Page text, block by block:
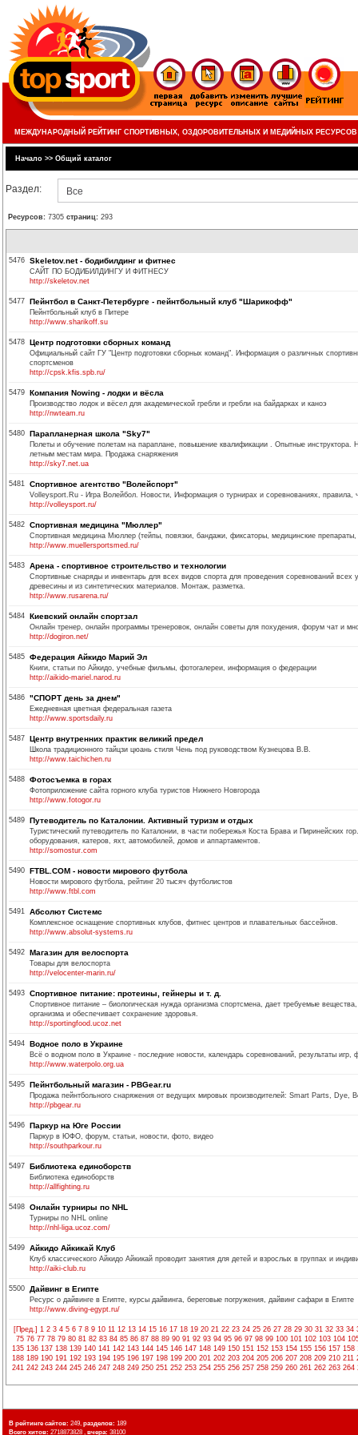
МЕЖДУНАРОДНЫЙ РЕЙТИНГ СПОРТИВНЫХ, ОЗДОРОВИТЕЛЬНЫХ И МЕДИЙНЫХ РЕСУРСОВ
Начало >> Общий каталог
Раздел: Все
Ресурсов: 7305 страниц: 293
5476 Skeletov.net - бодибилдинг и фитнес
САЙТ ПО БОДИБИЛДИНГУ И ФИТНЕСУ
http://skeletov.net
5477 Пейнтбол в Санкт-Петербурге - пейнтбольный клуб "Шарикофф"
Пейнтбольный клуб в Питере
http://www.sharikoff.su
5478 Центр подготовки сборных команд
Официальный сайт ГУ "Центр подготовки сборных команд". Информация о различных
спортсменов
http://cpsk.kfis.spb.ru/
5479 Компания Nowing - лодки и вёсла
Производство лодок и вёсел для академической гребли и гребли на байдарках и каноэ
http://nwteam.ru
5480 Парапланерная школа "Sky7"
Полеты и обучение полетам на параплане, повышение квалификации . Опытные
летным местам мира. Продажа снаряжения
http://sky7.net.ua
5481 Спортивное агентство "Волейспорт"
Volleysport.Ru - Игра Волейбол. Новости, Информация о турнирах и соревнованиях, правила,
http://volleysport.ru/
5482 Спортивная медицина "Мюллер"
Спортивная медицина Мюллер (тейпы, повязки, бандажи, фиксаторы, медицинские
http://www.muellersportsmed.ru/
5483 Арена - спортивное строительство и технологии
Спортивные снаряды и инвентарь для всех видов спорта для проведения соревнований
древесины и из синтетических материалов. Монтаж, разметка.
http://www.rusarena.ru/
5484 Киевский онлайн спортзал
Онлайн тренер, онлайн программы тренеровок, онлайн советы для похудения, форум чат и
http://dogiron.net/
5485 Федерация Айкидо Марий Эл
Книги, статьи по Айкидо, учебные фильмы, фотогалереи, информация о федерации
http://aikido-mariel.narod.ru
5486 "СПОРТ день за днем"
Ежедневная цветная федеральная газета
http://www.sportsdaily.ru
5487 Центр внутренних практик великий предел
Школа традиционного тайцзи цюань стиля Чень под руководством Кузнецова В.В.
http://www.taichichen.ru
5488 Фотосъемка в горах
Фотоприложение сайта горного клуба туристов Нижнего Новгорода
http://www.fotogor.ru
5489 Путеводитель по Каталонии. Активный туризм и отдых
Туристический путеводитель по Каталонии, в части побережья Коста Брава и Пиринейских
оборудования, катеров, яхт, автомобилей, домов и аппартаментов.
http://somostur.com
5490 FTBL.COM - новости мирового футбола
Новости мирового футбола, рейтинг 20 тысяч футболистов
http://www.ftbl.com
5491 Абсолют Системс
Комплексное оснащение спортивных клубов, фитнес центров и плавательных бассейнов.
http://www.absolut-systems.ru
5492 Магазин для велоспорта
Товары для велоспорта
http://velocenter-marin.ru/
5493 Спортивное питание: протеины, гейнеры и т. д.
Спортивное питание – биологическая нужда организма спортсмена, дает требуемые
организма и обеспечивает сохранение здоровья.
http://sportingfood.ucoz.net
5494 Водное поло в Украине
Всё о водном поло в Украине - последние новости, календарь соревнований, результаты игр,
http://www.waterpolo.org.ua
5495 Пейнтбольный магазин - PBGear.ru
Продажа пейнтбольного снаряжения от ведущих мировых производителей: Smart Parts, Dye,
http://pbgear.ru
5496 Паркур на Юге России
Паркур в ЮФО, форум, статьи, новости, фото, видео
http://southparkour.ru
5497 Библиотека единоборств
Библиотека единоборств
http://allfighting.ru
5498 Онлайн турниры по NHL
Турниры по NHL online
http://nhl-liga.ucoz.com/
5499 Айкидо Айкикай Клуб
Клуб классического Айкидо Айкикай проводит занятия для детей и взрослых в группах и
http://aiki-club.ru
5500 Дайвинг в Египте
Ресурс о дайвинге в Египте, курсы дайвинга, береговые погружения, дайвинг сафари в Египте
http://www.diving-egypt.ru/
[Пред.] 1 2 3 4 5 6 7 8 9 10 11 12 13 14 15 16 17 18 19 20 21 22 23 24 25 26 27 28 29 30 31 32 33 34
75 76 77 78 79 80 81 82 83 84 85 86 87 88 89 90 91 92 93 94 95 96 97 98 99 100 101 102 103 104
135 136 137 138 139 140 141 142 143 144 145 146 147 148 149 150 151 152 153 154 155 156 157 158
188 189 190 191 192 193 194 195 196 197 198 199 200 201 202 203 204 205 206 207 208 209 210 211
241 242 243 244 245 246 247 248 249 250 251 252 253 254 255 256 257 258 259 260 261 262 263 264
В рейтинге сайтов: 249, разделов: 189
Всего хитов: 2718873828 , вчера: 38100